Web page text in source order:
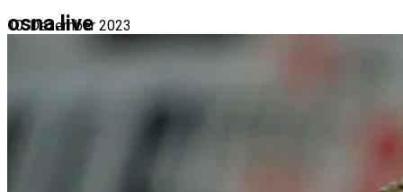
osna.live
10. Dezember 2023